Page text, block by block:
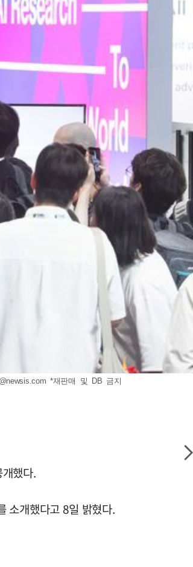
*재판매 및 DB 금지
했다.
소개했다고 8일 밝혔다.